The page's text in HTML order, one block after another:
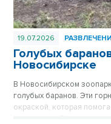
19.07.2026
Голубых
Новосибирске
В Новосибирском
голубых баранов. Эти
окраской, которая